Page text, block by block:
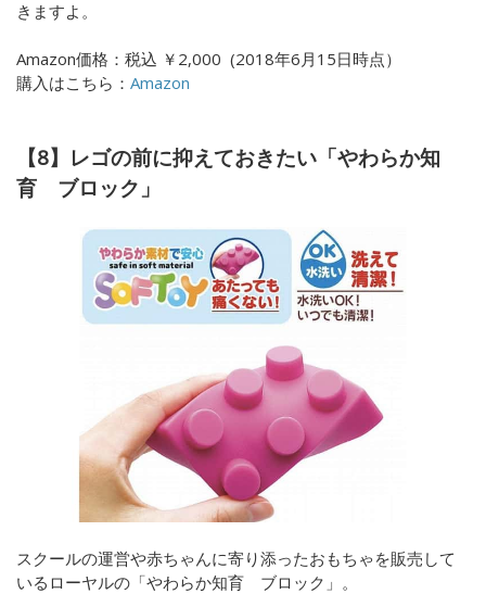
きますよ。
Amazon価格： 税込 ￥ 2,000 (2018年6月15日時点）
購入はこちら： Amazon
【8】レゴの前に抑えておきたい「やわらか知
育 ブロック」
スクールの運営や赤ちゃんに寄り添ったおもちゃを販売して
いるローヤルの 「やわらか知育 ブロック」。